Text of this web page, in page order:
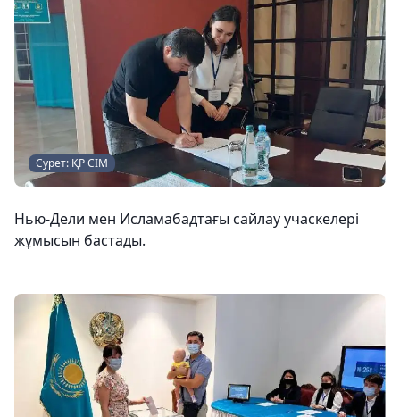
Сурет: ҚР СІМ
Нью-Дели мен Исламабадтағы сайлау учаскелері
жұмысын бастады.